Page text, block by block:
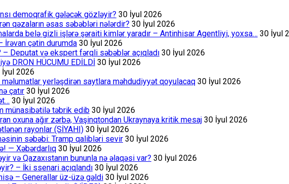
demoqrafik gələcək gözləyir? 30 İyul 2026
qəzaların əsas səbəbləri nələrdir? 30 İyul 2026
belə gizli işlərə şəraiti kimlər yaradır – Antinhisar Agentliyi, yoxsa… 30 İyul
İrəvan çətin durumda 30 İyul 2026
Deputat və ekspert fərqli səbəblər açıqladı 30 İyul 2026
DRON HÜCUMU EDİLDİ 30 İyul 2026
İyul 2026
yerləşdirən saytlara məhdudiyyət qoyulacaq 30 İyul 2026
çatır 30 İyul 2026
30 İyul 2026
münasibətilə təbrik edib 30 İyul 2026
oxuna ağır zərbə, Vaşinqtondan Ukraynaya kritik mesaj 30 İyul 2026
rayonlar (SİYAHI) 30 İyul 2026
səbəbi: Tramp qalibləri sevir 30 İyul 2026
— Xəbərdarlıq 30 İyul 2026
və Qazaxıstanın bununla nə əlaqəsi var? 30 İyul 2026
– İki ssenari açıqlandı 30 İyul 2026
– Generallar üz-üzə gəldi 30 İyul 2026